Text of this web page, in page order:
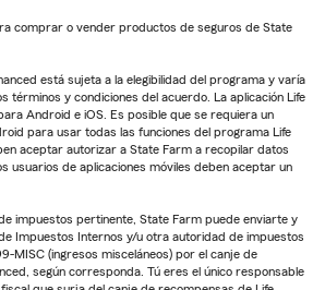
comprar o vender productos de seguros de State
está sujeta a la elegibilidad del programa y varía
términos y condiciones del acuerdo. La aplicación Life
Android e iOS. Es posible que se requiera un
para usar todas las funciones del programa Life
aceptar autorizar a State Farm a recopilar datos
usuarios de aplicaciones móviles deben aceptar un
impuestos pertinente, State Farm puede enviarte y
Impuestos Internos y/u otra autoridad de impuestos
MISC (ingresos misceláneos) por el canje de
según corresponda. Tú eres el único responsable